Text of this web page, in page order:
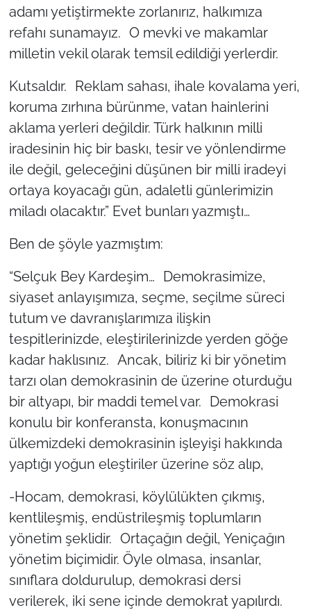
adamı yetiştirmekte zorlanırız, halkımıza
refahı sunamayız. O mevki ve makamlar
milletin vekil olarak temsil edildiği yerlerdir.
Kutsaldır. Reklam sahası, ihale kovalama yeri,
koruma zırhına bürünme, vatan hainlerini
aklama yerleri değildir. Türk halkının milli
iradesinin hiç bir baskı, tesir ve yönlendirme
ile değil, geleceğini düşünen bir milli iradeyi
ortaya koyacağı gün, adaletli günlerimizin
miladı olacaktır.” Evet bunları yazmıştı…
Ben de şöyle yazmıştım:
“Selçuk Bey Kardeşim… Demokrasimize,
siyaset anlayışımıza, seçme, seçilme süreci
tutum ve davranışlarımıza ilişkin
tespitlerinizde, eleştirilerinizde yerden göğe
kadar haklısınız. Ancak, biliriz ki bir yönetim
tarzı olan demokrasinin de üzerine oturduğu
bir altyapı, bir maddi temel var. Demokrasi
konulu bir konferansta, konuşmacının
ülkemizdeki demokrasinin işleyişi hakkında
yaptığı yoğun eleştiriler üzerine söz alıp,
-Hocam, demokrasi, köylülükten çıkmış,
kentlileşmiş, endüstrileşmiş toplumların
yönetim şeklidir. Ortaçağın değil, Yeniçağın
yönetim biçimidir. Öyle olmasa, insanlar,
sınıflara doldurulup, demokrasi dersi
verilerek, iki sene içinde demokrat yapılırdı.